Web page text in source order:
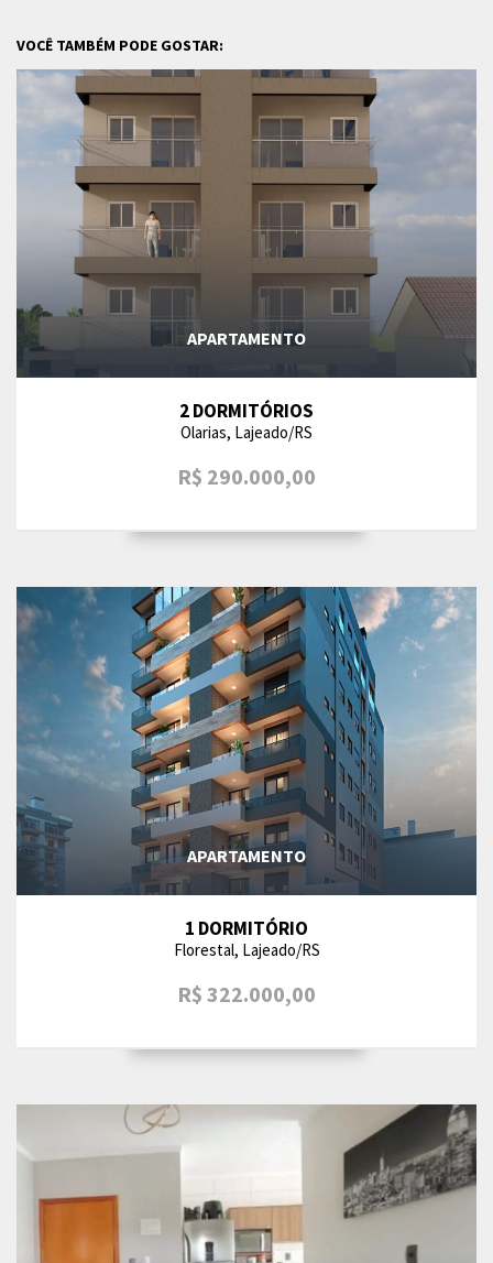
VOCÊ TAMBÉM PODE GOSTAR:
APARTAMENTO
2 DORMITÓRIOS
Olarias, Lajeado/RS
R$ 290.000,00
APARTAMENTO
1 DORMITÓRIO
Florestal, Lajeado/RS
R$ 322.000,00